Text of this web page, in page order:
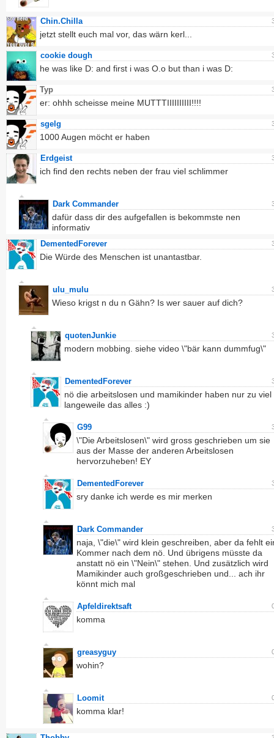
Chin.Chilla
jetzt stellt euch mal vor, das wärn kerl...
cookie dough
he was like D: and first i was O.o but than i was D:
Typ
er: ohhh scheisse meine MUTTTIIIIIIIIII!!!!
sgelg
1000 Augen möcht er haben
Erdgeist
ich find den rechts neben der frau viel schlimmer
Dark Commander
dafür dass dir des aufgefallen is bekommste nen
informativ
DementedForever
Die Würde des Menschen ist unantastbar.
ulu_mulu
Wieso krigst n du n Gähn? Is wer sauer auf dich?
quotenJunkie
modern mobbing. siehe video \"bär kann dummfug\"
DementedForever
nö die arbeitslosen und mamikinder haben nur zu viel
langeweile das alles :)
G99
\"Die Arbeitslosen\" wird gross geschrieben um sie
aus der Masse der anderen Arbeitslosen
hervorzuheben! EY
DementedForever
sry danke ich werde es mir merken
Dark Commander
naja, \"die\" wird klein geschreiben, aber da fehlt
Kommer nach dem nö. Und übrigens müsste da
anstatt nö ein \"Nein\" stehen. Und zusätzlich wird
Mamikinder auch großgeschrieben und... ach ihr
könnt mich mal
Apfeldirektsaft
komma
greasyguy
wohin?
Loomit
komma klar!